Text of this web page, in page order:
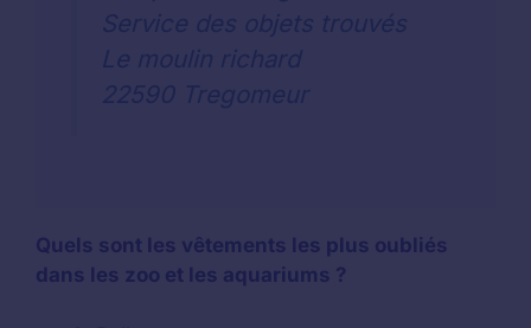
Quels sont les vêtements les plus oubliés
dans les zoo et les aquariums ?